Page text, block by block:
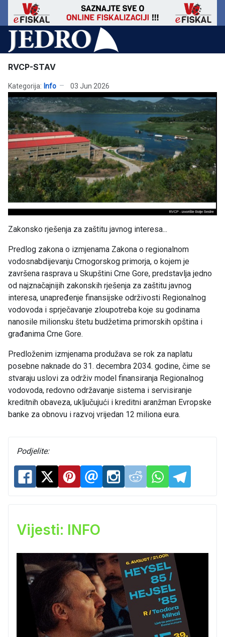
RVCP-STAV
Kategorija: Info 03 Jun 2026
Zakonsko rješenja za zaštitu javnog interesa...
Predlog zakona o izmjenama Zakona o regionalnom
vodosnabdijevanju Crnogorskog primorja, o kojem je
završena rasprava u Skupštini Crne Gore, predstavlja jedno
od najznačajnijih zakonskih rješenja za zaštitu javnog
interesa, unapređenje finansijske održivosti Regionalnog
vodovoda i sprječavanje zloupotreba koje su godinama
nanosile milionsku štetu budžetima primorskih opština i
građanima Crne Gore.
Predloženim izmjenama produžava se rok za naplatu
posebne naknade do 31. decembra 2034. godine, čime se
stvaraju uslovi za održiv model finansiranja Regionalnog
vodovoda, redovno održavanje sistema i servisiranje
kreditnih obaveza, uključujući i kreditni aranžman Evropske
banke za obnovu i razvoj vrijedan 12 miliona eura.
Podjelite:
Vijesti: INFO